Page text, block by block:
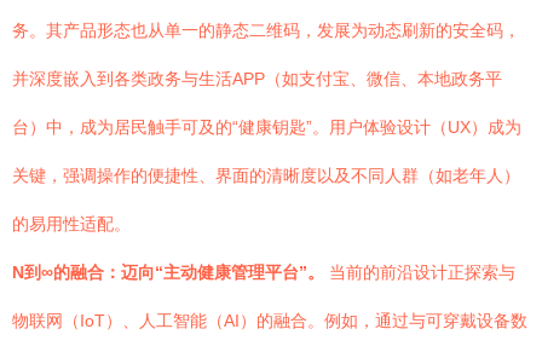
务。其产品形态也从单一的静态二维码，发展为动态刷新的安全码，
并深度嵌入到各类政务与生活APP（如支付宝、微信、本地政务平
台）中，成为居民触手可及的“健康钥匙”。用户体验设计（UX）成为
关键，强调操作的便捷性、界面的清晰度以及不同人群（如老年人）
的易用性适配。
N到∞的融合：迈向“主动健康管理平台”。 当前的前沿设计正探索与
物联网（IoT）、人工智能（AI）的融合。例如，通过与可穿戴设备数